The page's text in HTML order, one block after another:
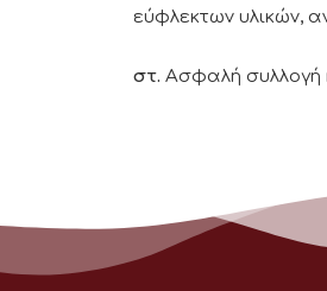
εύφλεκτων υλικών,
στ. Ασφαλή συλλογή